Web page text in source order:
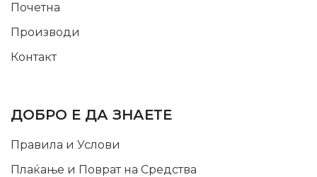
Почетна
Производи
Контакт
ДОБРО Е ДА ЗНАЕТЕ
Правила и Услови
Плаќање и Поврат на Средства